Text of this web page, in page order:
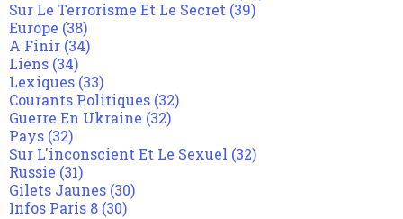
Sur Le Terrorisme Et Le Secret (39)
Europe (38)
A Finir (34)
Liens (34)
Lexiques (33)
Courants Politiques (32)
Guerre En Ukraine (32)
Pays (32)
Sur L'inconscient Et Le Sexuel (32)
Russie (31)
Gilets Jaunes (30)
Infos Paris 8 (30)